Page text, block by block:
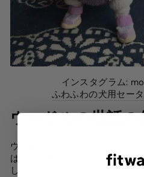
インスタグラム:
ふわふわの犬用セー
ウードルの世話の
ウードルを飼うには責任が伴い
ば、ウードルは幸せで、健康で
しょう。